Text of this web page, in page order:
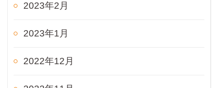
2023年2月
2023年1月
2022年12月